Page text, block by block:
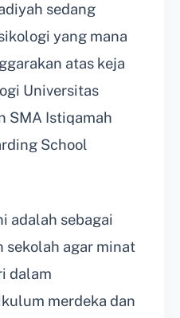
sedang
yang mana
atas keja
Universitas
SMA Istiqamah
School
adalah sebagai
sekolah agar minat
dalam
merdeka dan